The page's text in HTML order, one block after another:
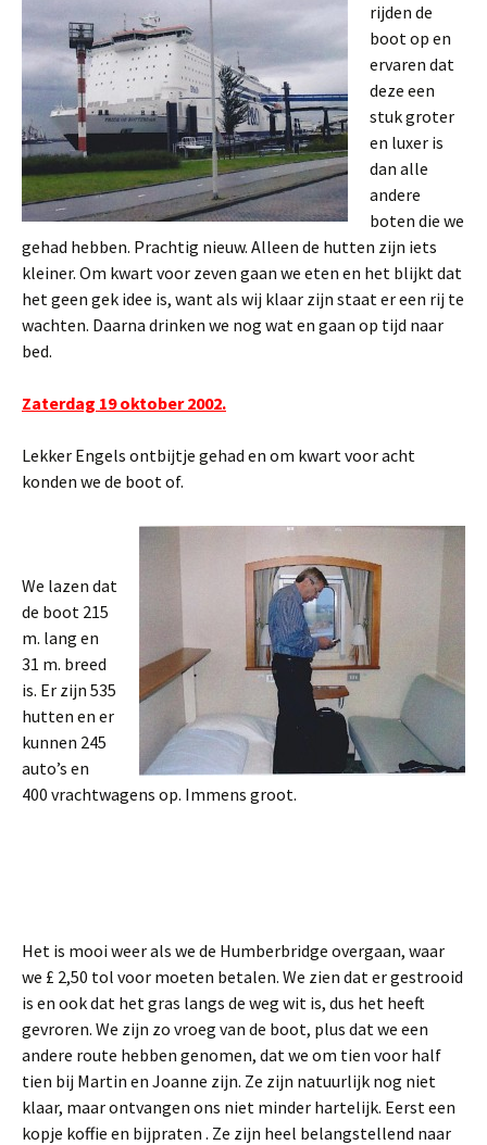
rijden de
boot op en
ervaren dat
deze een
stuk groter
en luxer is
dan alle
andere
boten die we
gehad hebben. Prachtig nieuw. Alleen de hutten zijn iets
kleiner. Om kwart voor zeven gaan we eten en het blijkt dat
het geen gek idee is, want als wij klaar zijn staat er een rij te
wachten. Daarna drinken we nog wat en gaan op tijd naar
bed.
Zaterdag 19 oktober 2002.
Lekker Engels ontbijtje gehad en om kwart voor acht
konden we de boot of.
We lazen dat
de boot 215
m. lang en
31 m. breed
is. Er zijn 535
hutten en er
kunnen 245
auto’s en
400 vrachtwagens op. Immens groot.
Het is mooi weer als we de Humberbridge overgaan, waar
we £ 2,50 tol voor moeten betalen. We zien dat er gestrooid
is en ook dat het gras langs de weg wit is, dus het heeft
gevroren. We zijn zo vroeg van de boot, plus dat we een
andere route hebben genomen, dat we om tien voor half
tien bij Martin en Joanne zijn. Ze zijn natuurlijk nog niet
klaar, maar ontvangen ons niet minder hartelijk. Eerst een
kopje koffie en bijpraten . Ze zijn heel belangstellend naar